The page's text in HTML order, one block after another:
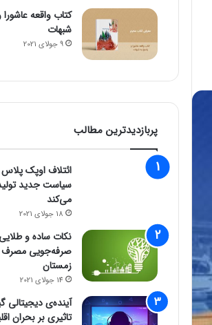
کتاب واقعه
شبهات
9 جولای 2021
پربازدیدترین مطالب
ائتلاف اوپک پلاس
سیاست جدید
می‌کند
18 جولای 2021
نکات ساده و
صرفه‌جویی مصرف
زمستان
14 جولای 2021
آینده‌ی دیجیتالی
تاثیری بر بحران